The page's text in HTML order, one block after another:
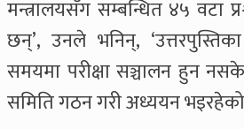
मन्त्रालयसँग सम्बन्धित ४५ वटा
छन्’, उनले भनिन्,
समयमा परीक्षा सञ्चालन हुन
समिति गठन गरी अध्ययन